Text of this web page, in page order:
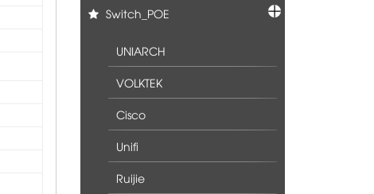
Switch_POE
UNIARCH
VOLKTEK
Cisco
Unifi
Ruijie